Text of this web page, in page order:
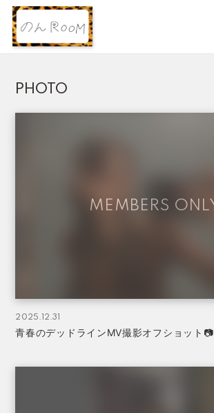
PHOTO
2025.12.31
青春のデッドラインMV撮影オフショット📷